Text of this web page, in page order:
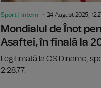
Sport | intern 24 August 2025,
Mondialul de Înot
Asaftei, în finală la
Legitimată la CS Dinamo,
2:28.77.